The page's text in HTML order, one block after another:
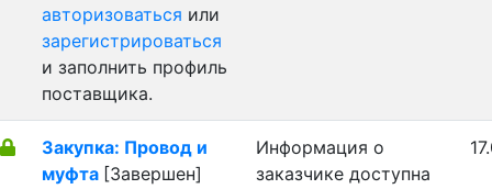
авторизоваться или
зарегистрироваться
и заполнить профиль
поставщика.
Закупка: Провод и
муфта [Завершен]
Информация о
заказчике доступна